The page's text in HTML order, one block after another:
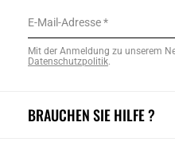
BRAUCHEN SIE HILFE ?
E-Mail-Adresse
Mit der Anmeldung zu unserem
Datenschutzpolitik.